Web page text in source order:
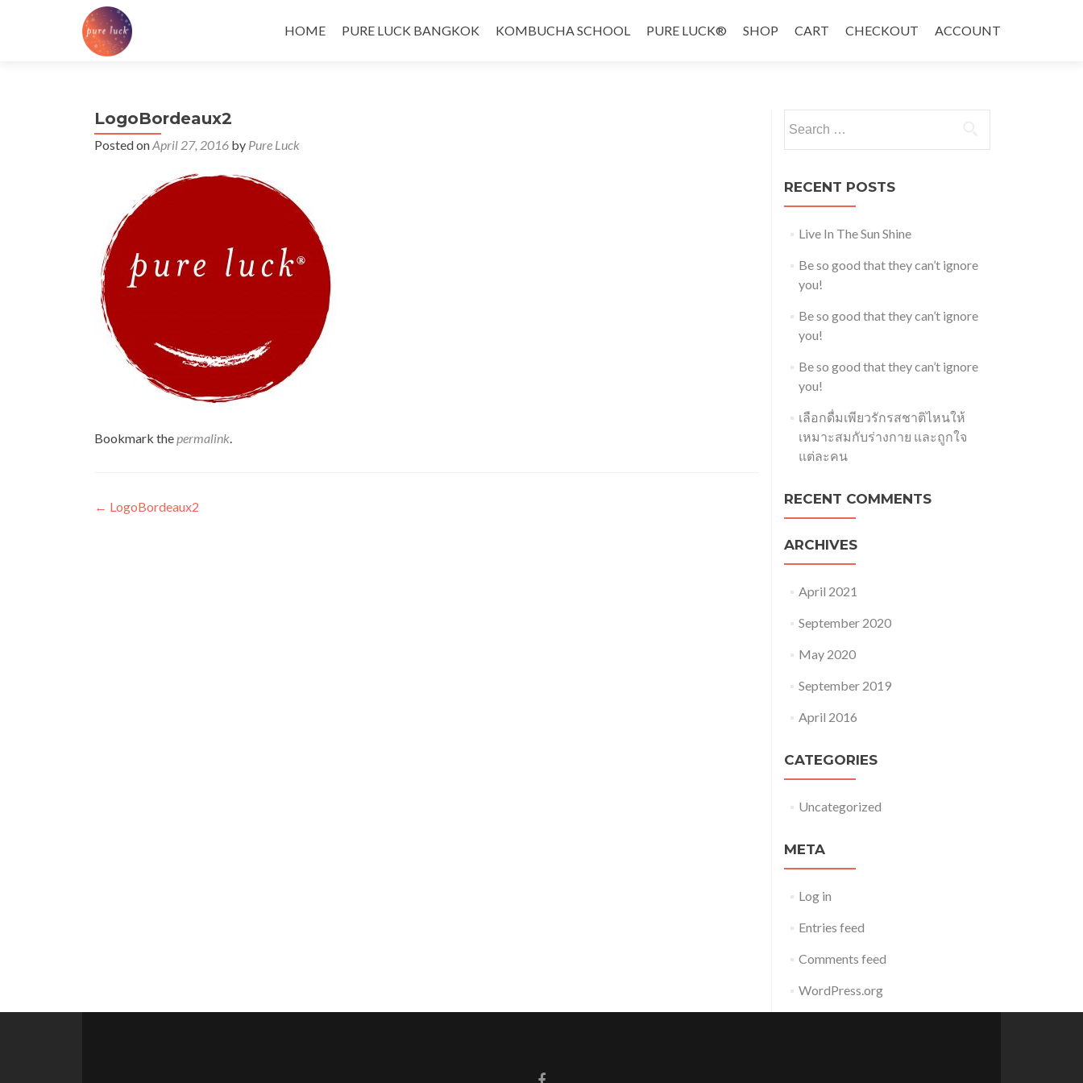
to
HOME PURE LUCK BANGKOK KOMBUCHA SCHOOL PURE LUCK® SHOP CART CHECKOUT ACCOUNT
LogoBordeaux2
Posted onApril 27, 2016 by Pure Luck
Bookmark thepermalink.
Post
← LogoBordeaux2
for:
RECENT POSTS
Live In The Sun Shine
Be so good that they can’t ignore
you!
Be so good that they can’t ignore
you!
Be so good that they can’t ignore
you!
เลือกดื่มเพียวรักรสชาติไหนให้
เหมาะสมกับร่างกาย และถูกใจ
แต่ละคน
RECENT COMMENTS
ARCHIVES
April 2021
September 2020
May 2020
September 2019
April 2016
CATEGORIES
Uncategorized
META
Log in
Entries feed
Comments feed
WordPress.org